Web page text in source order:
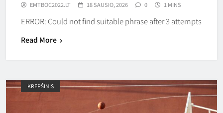
EMTBOC2022.LT 18 SAUSIO, 2026 0 1 MINS
ERROR: Could not find suitable phrase after 3 attempts
Read More
KREPŠINIS